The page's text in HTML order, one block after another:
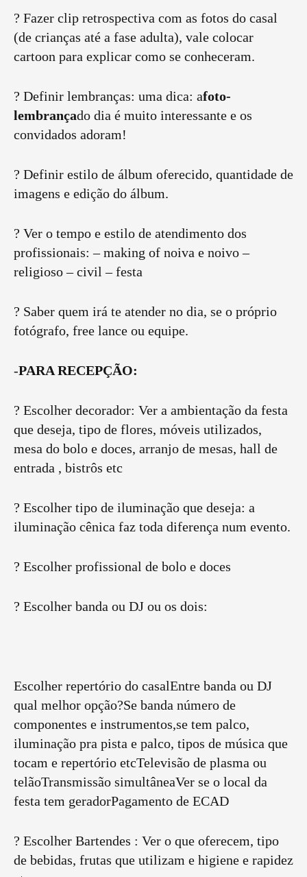
? Fazer clip retrospectiva com as fotos do casal
(de crianças até a fase adulta), vale colocar
cartoon para explicar como se conheceram.
? Definir lembranças: uma dica: afoto-
lembrançado dia é muito interessante e os
convidados adoram!
? Definir estilo de álbum oferecido, quantidade de
imagens e edição do álbum.
? Ver o tempo e estilo de atendimento dos
profissionais: – making of noiva e noivo –
religioso – civil – festa
? Saber quem irá te atender no dia, se o próprio
fotógrafo, free lance ou equipe.
-PARA RECEPÇÃO:
? Escolher decorador: Ver a ambientação da festa
que deseja, tipo de flores, móveis utilizados,
mesa do bolo e doces, arranjo de mesas, hall de
entrada , bistrôs etc
? Escolher tipo de iluminação que deseja: a
iluminação cênica faz toda diferença num evento.
? Escolher profissional de bolo e doces
? Escolher banda ou DJ ou os dois:
Escolher repertório do casalEntre banda ou DJ
qual melhor opção?Se banda número de
componentes e instrumentos,se tem palco,
iluminação pra pista e palco, tipos de música que
tocam e repertório etcTelevisão de plasma ou
telãoTransmissão simultâneaVer se o local da
festa tem geradorPagamento de ECAD
? Escolher Bartendes : Ver o que oferecem, tipo
de bebidas, frutas que utilizam e higiene e rapidez